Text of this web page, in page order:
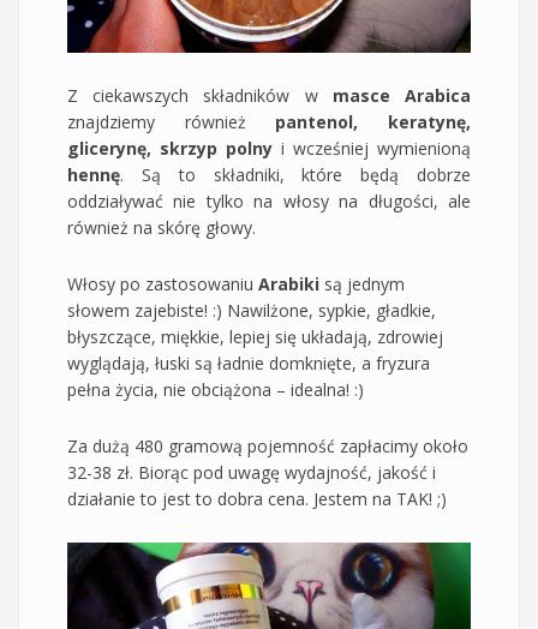
Z ciekawszych składników w masce Arabica
znajdziemy również pantenol, keratynę,
glicerynę, skrzyp polny i wcześniej wymienioną
hennę. Są to składniki, które będą dobrze
oddziaływać nie tylko na włosy na długości, ale
również na skórę głowy.
Włosy po zastosowaniu Arabiki są jednym
słowem zajebiste! :) Nawilżone, sypkie, gładkie,
błyszczące, miękkie, lepiej się układają, zdrowiej
wyglądają, łuski są ładnie domknięte, a fryzura
pełna życia, nie obciążona – idealna! :)
Za dużą 480 gramową pojemność zapłacimy około
32-38 zł. Biorąc pod uwagę wydajność, jakość i
działanie to jest to dobra cena. Jestem na TAK! ;)